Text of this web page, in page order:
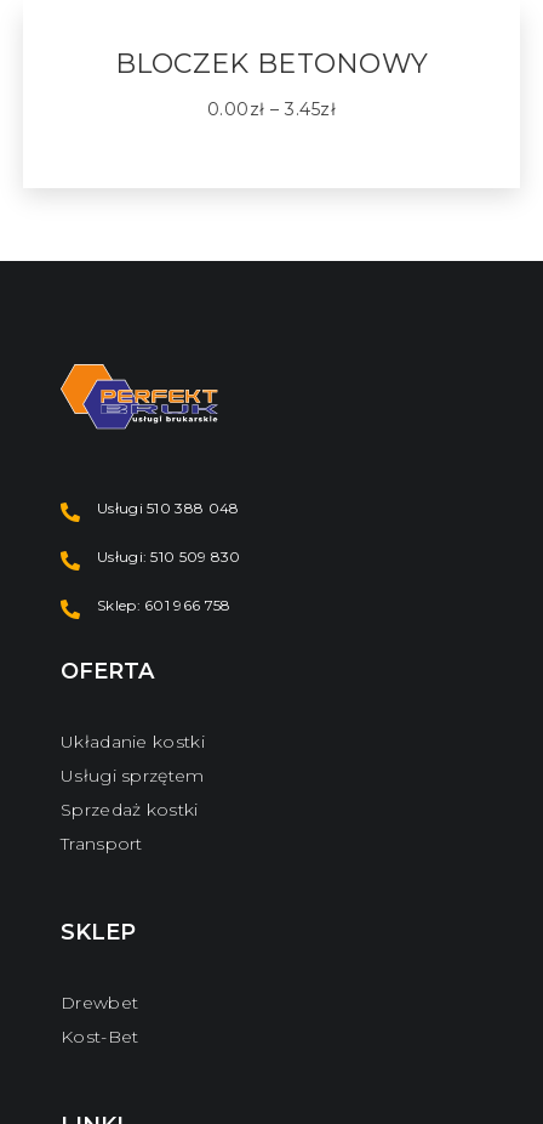
BLOCZEK BETONOWY
0.00zł –3.45zł
Usługi 510 388 048
Usługi: 510 509 830
Sklep: 601 966 758
OFERTA
Układanie kostki
Usługi sprzętem
Sprzedaż kostki
Transport
SKLEP
Drewbet
Kost-Bet